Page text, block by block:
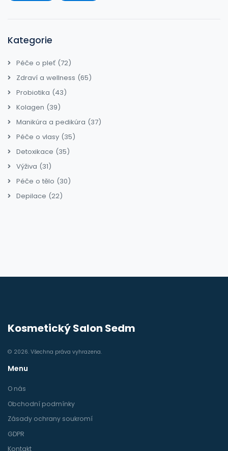
Kategorie
Péče o pleť (72)
Zdraví a wellness (65)
Probiotika (43)
Kolagen (39)
Manikúra a pedikúra (37)
Péče o vlasy (35)
Detoxikace (35)
Výživa (31)
Péče o tělo (30)
Depilace (22)
Kosmetický Salon Sedm
© 2026. Všechna práva vyhrazena.
Menu
O nás
Obchodní podmínky
Zásady ochrany soukromí
GDPR
Kontakt